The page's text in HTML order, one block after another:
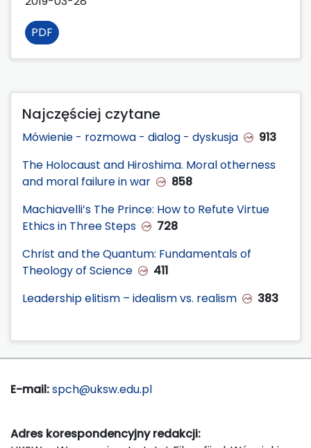
PDF
Najczęściej czytane
Mówienie - rozmowa - dialog - dyskusja
913
The Holocaust and Hiroshima. Moral otherness
and moral failure in war
858
Machiavelli’s The Prince: How to Refute Virtue
Ethics in Three Steps
728
Christ and the Quantum: Fundamentals of
Theology of Science
411
Leadership elitism – idealism vs. realism
383
E-mail:spch@uksw.edu.pl
Adres korespondencyjny redakcji: